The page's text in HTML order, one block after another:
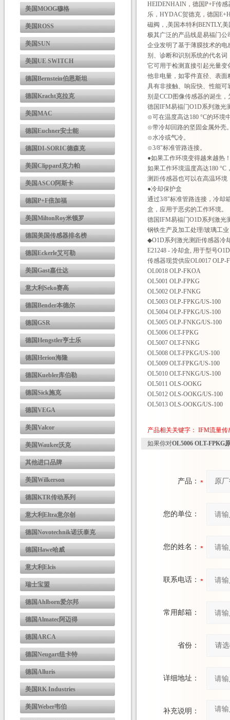
美国MOOG穆格
美国ROSS
美国SUN
美国UE SWITCH
德国Bernstein伯恩斯坦
德国Kracht克拉克
美国MAC
德国Euchner安士能
德国DI-SORIC德森克
美国Clippard克力帕
美国ASCO阿斯卡
德国P+F倍加福
美国MiltonRoy米顿罗
德国美国传感器排名榜
德国Eckerle艾可勒
美国Gast嘉仕达
意大利Seko赛高
德国Bender本德尔
德国GSR
德国Hengstler亨士乐
德国Herion海隆
德国Kuebler库伯勒
德国Sick施克
德国VEGA
美国Valcor
美国Waukee沃克
其他进口品牌
美国Wilkerson
德国KTR传动系列
意大利Eltra意尔创
德国Novotechnik诺沃泰克
德国Hawe哈威
意大利Elcis
瑞士宝盟
德国Ahlborn爱尔邦
德国Almatec阿迈得
德国ARCA
德国Neugart纽卡特
德国Alluris
美国RK Industries
美国Weber韦伯
HEIDENHAIN，德国P+F传
乐，HYDAC贺德克，德国
磁阀，,美国本特利BENTLY,
极其广泛的产品线是易福门
企业发明了基于薄膜技术的电
别、诊断和识别系统的代名词
它可用于检测直接引起光量
他非电量，如零件直径、表
具有非接触、响应快、性能
别是CCD图像传感器的诞生
德国IFM易福门O1D系列激光
⊙可在温度高达180 °C的环境
⊙带冷却回路的坚固金属外壳
⊙水冷或气冷。
⊙3/8"标准管路连接。
●如果工作环境变得越来越热
如果工作环境温度高达180
测距传感器也可以在高温环
●冷却保护盒
通过3/8"标准管路连接，冷却
盒，应用于恶劣的工作环境。
德国IFM易福门O1D系列激光
钢铁生产及加工处理/玻璃工业
◆O1D系列激光测距传感器冷
E21248 - 冷却盒, 用于型号
传感器现货供应OL0017 OLP-
OL0018 OLP-FKOA
OL5001 OLP-FPKG
OL5002 OLP-FNKG
OL5003 OLP-FPKG/US-100
OL5004 OLP-FPKG/US-100
OL5005 OLP-FNKG/US-100
OL5006 OLT-FPKG
OL5007 OLT-FNKG
OL5008 OLT-FPKG/US-100
OL5009 OLT-FPKG/US-100
OL5010 OLT-FNKG/US-100
OL5011 OLS-OOKG
OL5012 OLS-OOKG/US-100
OL5013 OLS-OOKG/US-100
产品相关关键字：IFM流量传
如果你对OL5006 OLT-FPKG
产品：
您的单位：
您的姓名：
联系电话：
常用邮箱：
省份：
详细地址：
补充说明：